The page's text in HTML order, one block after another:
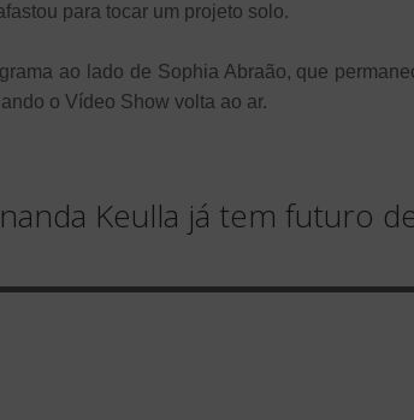
para tocar um projeto solo.
ao lado de Sophia Abraão, que
o Vídeo Show volta ao ar.
Keulla já tem futuro